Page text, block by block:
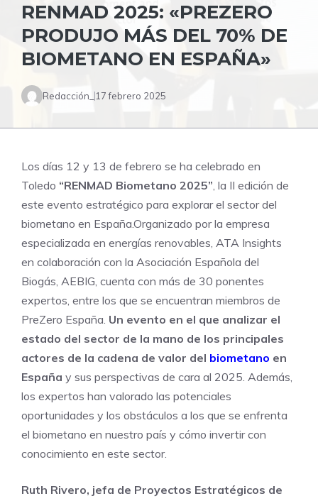
RENMAD 2025: «PREZERO
PRODUJO MÁS DEL 70% DE
BIOMETANO EN ESPAÑA»
Redacción_ 17 febrero 2025
Los días 12 y 13 de febrero se ha celebrado en
Toledo “RENMAD Biometano 2025”, la II edición de
este evento estratégico para explorar el sector del
biometano en España.Organizado por la empresa
especializada en energías renovables, ATA Insights
en colaboración con la Asociación Española del
Biogás, AEBIG, cuenta con más de 30 ponentes
expertos, entre los que se encuentran miembros de
PreZero España. Un evento en el que analizar el
estado del sector de la mano de los principales
actores de la cadena de valor del biometano en
España y sus perspectivas de cara al 2025. Además,
los expertos han valorado las potenciales
oportunidades y los obstáculos a los que se enfrenta
el biometano en nuestro país y cómo invertir con
conocimiento en este sector.
Ruth Rivero, jefa de Proyectos Estratégicos de